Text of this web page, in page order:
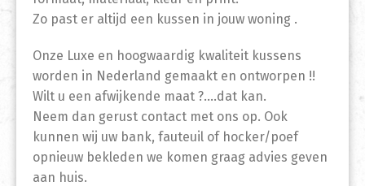
Zo past er altijd een kussen in jouw woning .
Onze Luxe en hoogwaardig kwaliteit kussens
worden in Nederland gemaakt en ontworpen !!
Wilt u een afwijkende maat ?….dat kan.
Neem dan gerust contact met ons op. Ook
kunnen wij uw bank, fauteuil of hocker/poef
opnieuw bekleden we komen graag advies geven
aan huis.